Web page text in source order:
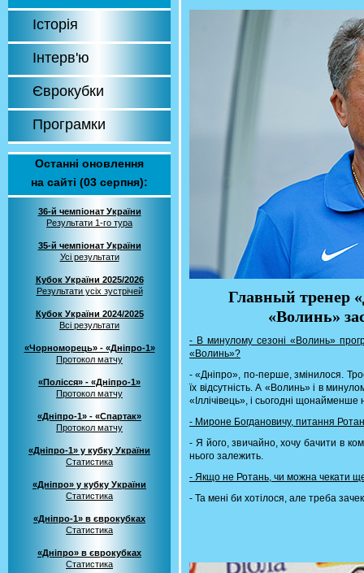
Історія
Інтерв'ю
Єврокубки
Програмки
Останні оновлення
на сайті (03 серпня):
36-й чемпіонат України
Результати 1-го тура
35-й чемпіонат України
Усі результати
Кубок України 2025/2026
Результати усіх зустрічей
Кубок України 2024/2025
Всі результати
«Чорноморець» - «Дніпро-1»
Протокол матчу
«Полісся» - «Дніпро-1»
Протокол матчу
«Дніпро-1» - «Спартак»
Протокол матчу
«Дніпро-1» у кубку України
Статистика
«Дніпро» у кубку України
Статистика
«Дніпро-1» в єврокубках
Статистика
«Дніпро» в єврокубках
Статистика
Главный тренер
«Волинь»
- В минулому сезоні «Волинь»
«Волинь»?
- «Дніпро», по-перше, змінилося.
їх відсутність. А «Волинь» і в
«Іллічівець», і сьогодні щонайменше
- Мироне Богдановичу, питання
- Я його, звичайно, хочу бачити в
нього залежить.
- Якщо не Ротань, чи можна чекати
- Та мені би хотілося, але треба